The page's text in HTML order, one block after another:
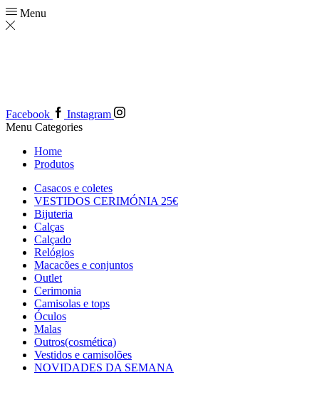
Menu
Facebook
Instagram
Menu Categories
Home
Produtos
Casacos e coletes
VESTIDOS CERIMÓNIA 25€
Bijuteria
Calças
Calçado
Relógios
Macacões e conjuntos
Outlet
Cerimonia
Camisolas e tops
Óculos
Malas
Outros(cosmética)
Vestidos e camisolões
NOVIDADES DA SEMANA